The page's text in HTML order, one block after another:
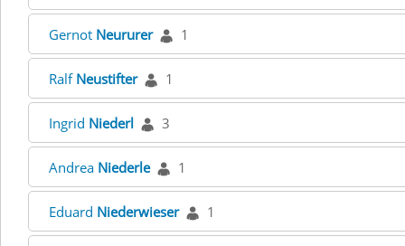
Gernot Neururer 1
Ralf Neustifter 1
Ingrid Niederl 3
Andrea Niederle 1
Eduard Niederwieser 1